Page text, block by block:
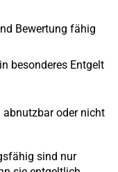
Bewertung fähig
besonderes Entgelt
oder nicht
sind nur